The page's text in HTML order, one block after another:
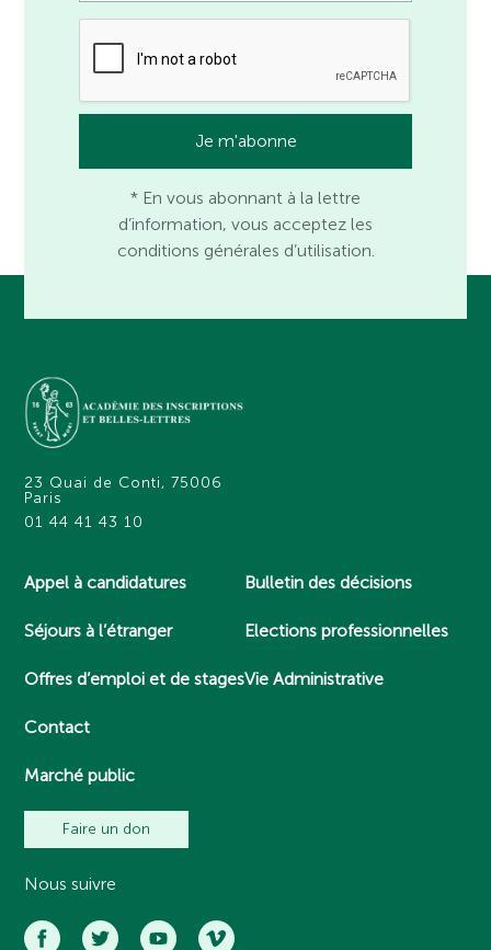
* En vous abonnant à la lettre
d’information, vous acceptez les
conditions générales d’utilisation.
23 Quai de Conti, 75006
Paris
01 44 41 43 10
Appel à candidatures
Séjours à l’étranger
Offres d’emploi et de stages
Contact
Marché public
Bulletin des décisions
Elections professionnelles
Vie Administrative
Faire un don
Nous suivre